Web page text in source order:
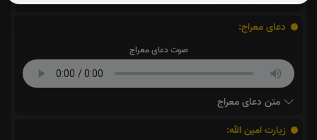
دعای معراج:
صوت دعای معراج
متن دعای معراج
زیارت امین الله: